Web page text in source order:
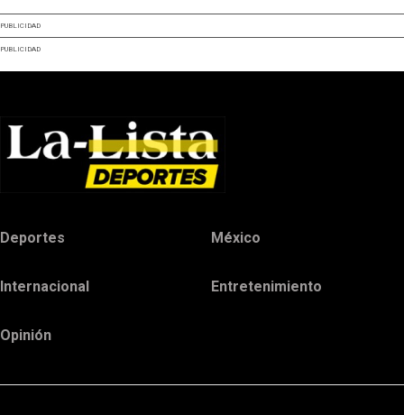
PUBLICIDAD
PUBLICIDAD
Deportes México
Internacional Entretenimiento
Opinión